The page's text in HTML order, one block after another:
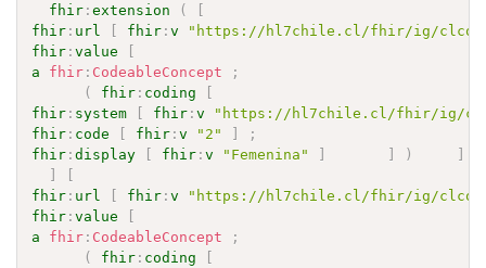
fhir :extension (
[
fhir : url [ fhir :v
"https://hl7chile.cl/fhir/ig/clcore/
fhir :value
[
a
fhir : CodeableConcept
;
(
fhir : coding
[
fhir : system [ fhir :v
"https://hl7chile.cl/fhir/ig/
fhir : code [ fhir :v "2" ]
;
fhir :display [ fhir :v "Femenina" ] ] )
]
]
[
fhir : url [ fhir :v
"https://hl7chile.cl/fhir/ig/
fhir :value
[
a
fhir : CodeableConcept
;
(
fhir : coding
[